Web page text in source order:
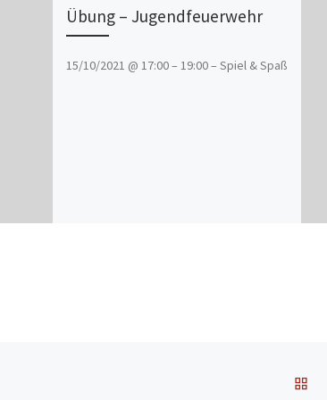
Übung – Jugendfeuerwehr
15/10/2021 @ 17:00 – 19:00 – Spiel & Spaß